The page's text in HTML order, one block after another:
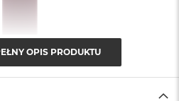
OPIS PRODUKTU